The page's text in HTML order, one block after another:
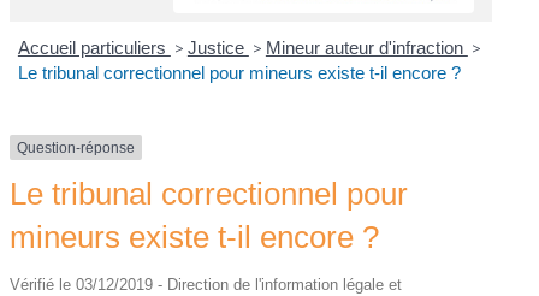
Accueil particuliers > Justice > Mineur auteur d'infraction >
Le tribunal correctionnel pour mineurs existe t-il encore ?
Question-réponse
Le tribunal correctionnel pour
mineurs existe t-il encore ?
Vérifié le 03/12/2019 - Direction de l'information légale et